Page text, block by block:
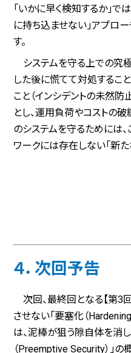
「いかに早く検知するか」で
に持ち込ませない」アプロ
す。
システムを守る上での究
した後に慌てて対処するこ
こと（インシデントの未然防
とし、運用負荷やコストの
のシステムを守るためには
ワークには存在しない「新た
４．次回予告
次回、最終回となる【第3
させない「要塞化（
は、泥棒が狙う隙自体を消
（Preemptive Security）」